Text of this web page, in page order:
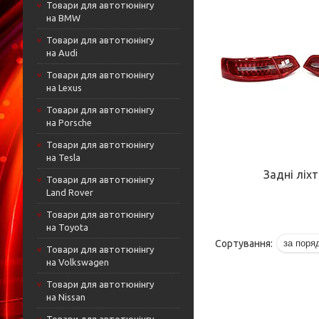
Товари для автотюнінгу
на BMW
Товари для автотюнінгу
на Audi
Товари для автотюнінгу
на Lexus
Товари для автотюнінгу
на Porsche
Товари для автотюнінгу
на Tesla
Товари для автотюнінгу
Land Rover
Товари для автотюнінгу
на Toyota
Товари для автотюнінгу
на Volkswagen
Товари для автотюнінгу
на Nissan
Задні